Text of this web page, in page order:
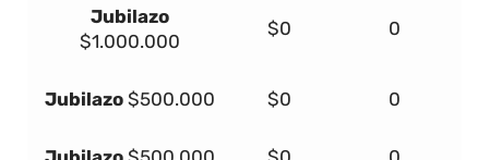
Jubilazo
$1.000.000
$0 0
Jubilazo $500.000 $0 0